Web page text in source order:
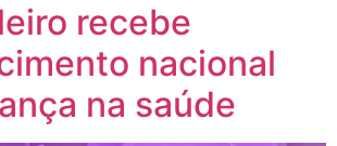
recebe
nacional
na saúde